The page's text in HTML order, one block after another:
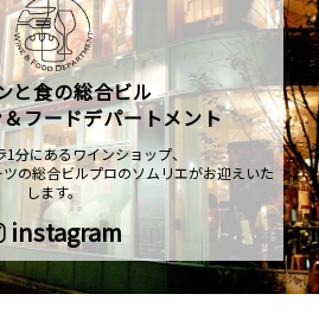
と食の総合ビル
フードデパートメント
分にあるワインショップ、
の総合ビルプロのソムリエがお迎えいた
します。
instagram